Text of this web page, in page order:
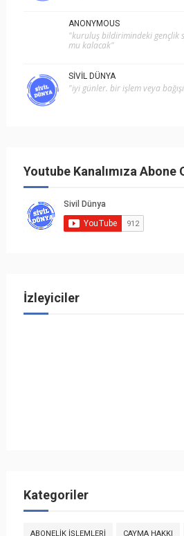
ANONYMOUS
"kuruluş bildirimindeki gençlik
mu kalacak"
SIVIL DÜNYA
"i̇yi günler. bir işlem veya
Youtube Kanalımıza Abone
İzleyiciler
Kategoriler
ABONELIK İŞLEMLERI CAYMA HAKKI